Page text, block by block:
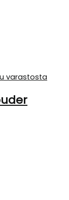
varastosta